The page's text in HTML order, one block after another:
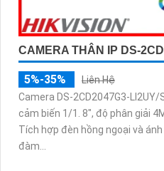
CAMERA THÂN IP DS-
5%-35%
Liên Hệ
Camera DS-2CD2047G3-
cảm biến 1/1. 8", độ phân giải
Tích hợp đèn hồng ngoại và
đàm...